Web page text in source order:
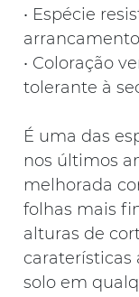
• Espécie
• Coloração
tolerante à
É uma das
nos últimos
melhorada
folhas mais
alturas de
caraterísticas
solo em